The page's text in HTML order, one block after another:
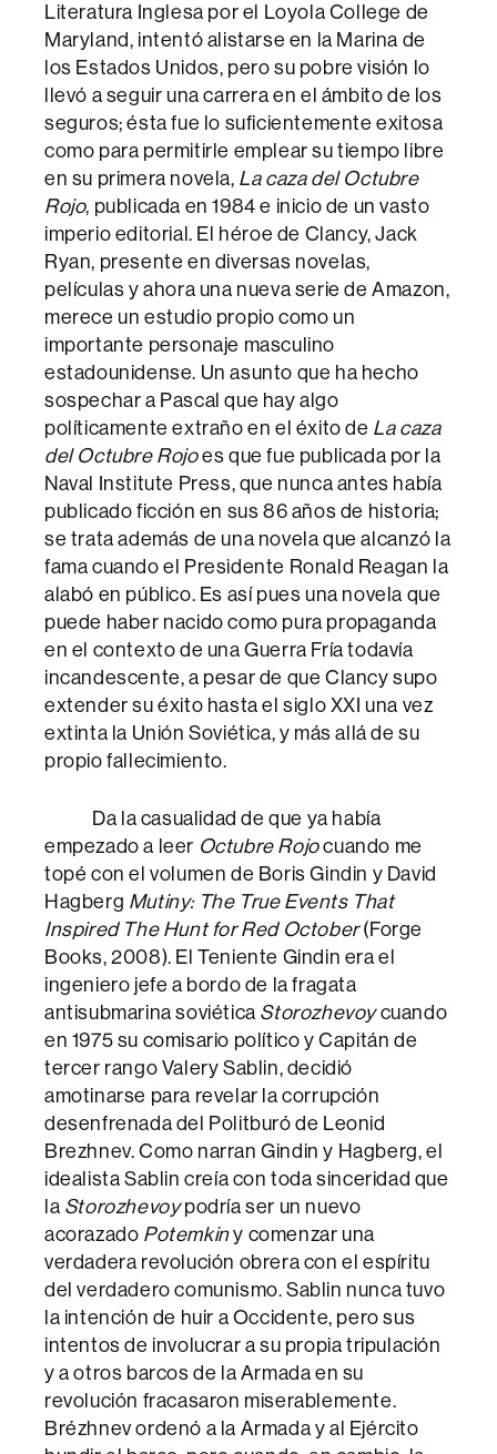
Literatura Inglesa por el Loyola College de
Maryland, intentó alistarse en la Marina de
los Estados Unidos, pero su pobre visión lo
llevó a seguir una carrera en el ámbito de los
seguros; ésta fue lo suficientemente exitosa
como para permitirle emplear su tiempo libre
en su primera novela, La caza del Octubre
Rojo, publicada en 1984 e inicio de un vasto
imperio editorial. El héroe de Clancy, Jack
Ryan, presente en diversas novelas,
películas y ahora una nueva serie de Amazon,
merece un estudio propio como un
importante personaje masculino
estadounidense. Un asunto que ha hecho
sospechar a Pascal que hay algo
políticamente extraño en el éxito de La caza
del Octubre Rojoes que fue publicada por la
Naval Institute Press, que nunca antes había
publicado ficción en sus 86 años de historia;
se trata además de una novela que alcanzó la
fama cuando el Presidente Ronald Reagan la
alabó en público. Es así pues una novela que
puede haber nacido como pura propaganda
en el contexto de una Guerra Fría todavía
incandescente, a pesar de que Clancy supo
extender su éxito hasta el siglo XXI una vez
extinta la Unión Soviética, y más allá de su
propio fallecimiento.
Da la casualidad de que ya había
empezado a leer Octubre Rojocuando me
topé con el volumen de Boris Gindin y David
Hagberg Mutiny: The True Events That
Inspired The Hunt for Red October(Forge
Books, 2008). El Teniente Gindin era el
ingeniero jefe a bordo de la fragata
antisubmarina soviética Storozhevoycuando
en 1975 su comisario político y Capitán de
tercer rango Valery Sablin, decidió
amotinarse para revelar la corrupción
desenfrenada del Politburó de Leonid
Brezhnev. Como narran Gindin y Hagberg, el
idealista Sablin creía con toda sinceridad que
la Storozhevoypodría ser un nuevo
acorazado Potemkiny comenzar una
verdadera revolución obrera con el espíritu
del verdadero comunismo. Sablin nunca tuvo
la intención de huir a Occidente, pero sus
intentos de involucrar a su propia tripulación
y a otros barcos de la Armada en su
revolución fracasaron miserablemente.
Brézhnev ordenó a la Armada y al Ejército